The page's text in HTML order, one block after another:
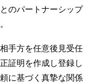
のパートナーシップ
手方を任意後見受任
証明を作成し登録し
に基づく真摯な関係